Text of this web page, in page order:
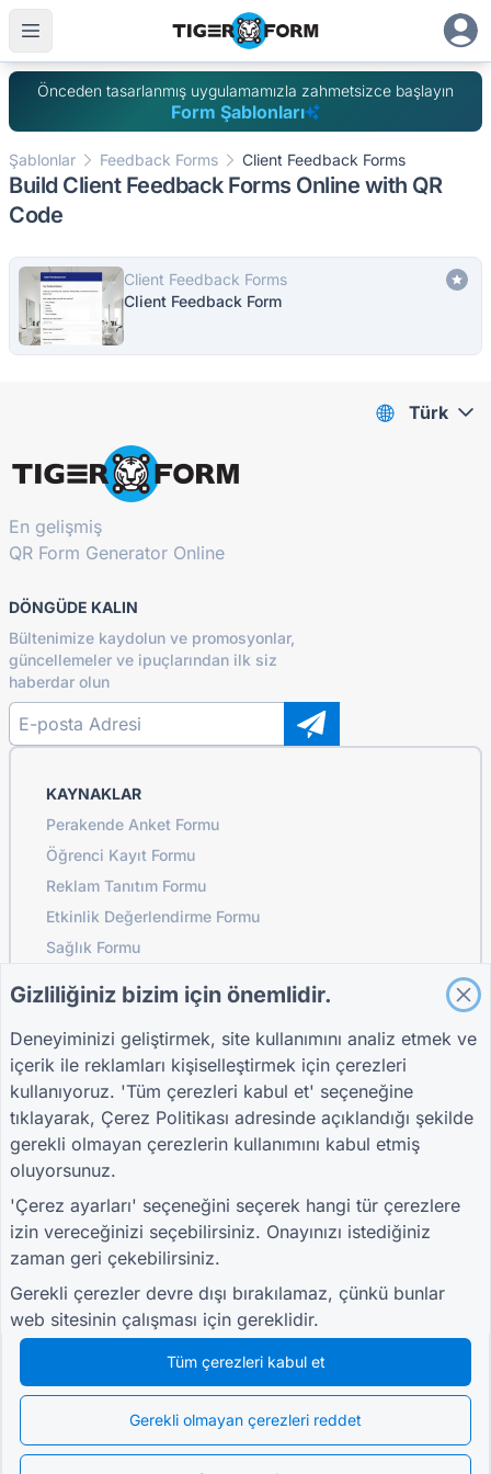
Önceden tasarlanmış uygulamamızla zahmetsizce başlayın
Form Şablonları
Şablonlar Feedback Forms Client Feedback Forms
Build Client Feedback Forms Online with QR
Code
Client Feedback Forms
Client Feedback Form
En gelişmiş
QR Form Generator Online
DÖNGÜDE KALIN
Bültenimize kaydolun ve promosyonlar,
güncellemeler ve ipuçlarından ilk siz
haberdar olun
KAYNAKLAR
Perakende Anket Formu
Öğrenci Kayıt Formu
Reklam Tanıtım Formu
Etkinlik Değerlendirme Formu
Sağlık Formu
İnşaat İçin Proje Değerlendirme Formu
Lojistik Tedarikçi Değerlendirme Formu
Yardımcı Hizmetler İçin Hizmet Talep Formu
Müşteri Katılım Formu
TOPLULUĞA KATIL
KILAVUZLAR
Yardım Merkezi
Blog
TIGER FORM
Kılavuzu
ŞIRKET
Hakkımızda
Bize Ulaşın
ŞARTLAR
Şartlar
Gizlilik Politikası
Türk
© 2026 QR Form Generator. All rights reserved.
Gizliliğiniz bizim için önemlidir.
Deneyiminizi geliştirmek, site kullanımını analiz etmek ve
içerik ile reklamları kişiselleştirmek için çerezleri
kullanıyoruz. 'Tüm çerezleri kabul et' seçeneğine
tıklayarak, Çerez Politikası adresinde açıklandığı şekilde
gerekli olmayan çerezlerin kullanımını kabul etmiş
oluyorsunuz.
'Çerez ayarları' seçeneğini seçerek hangi tür çerezlere
izin vereceğinizi seçebilirsiniz. Onayınızı istediğiniz
zaman geri çekebilirsiniz.
Gerekli çerezler devre dışı bırakılamaz, çünkü bunlar
web sitesinin çalışması için gereklidir.
Tüm çerezleri kabul et
Gerekli olmayan çerezleri reddet